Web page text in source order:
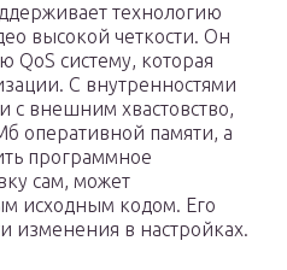
технологию
высокой четкости. Он
QoS систему, которая
С внутренностями
с внешним хвастовство,
оперативной памяти, а
программное
сам, может
исходным кодом. Его
изменения в настройках.